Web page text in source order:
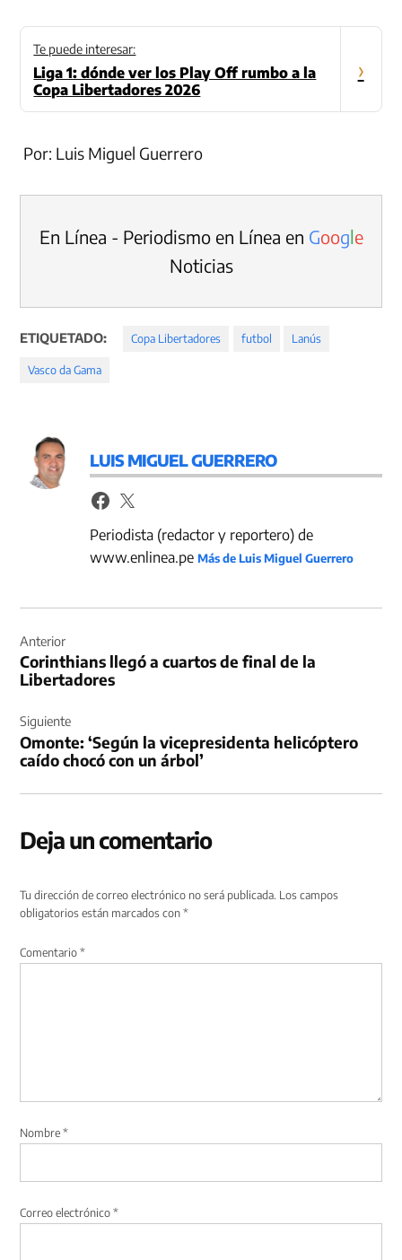
Te puede interesar:
Liga 1: dónde ver los Play Off rumbo a la
Copa Libertadores 2026
›
Por: Luis Miguel Guerrero
En Línea - Periodismo en Línea en Google
Noticias
ETIQUETADO: Copa Libertadores futbol Lanús
Vasco da Gama
LUIS MIGUEL GUERRERO
Periodista (redactor y reportero) de
www.enlinea.peMás de Luis Miguel Guerrero
de
entradas
Anterior
Corinthians llegó a cuartos de final de la
Libertadores
Siguiente
Omonte: ‘Según la vicepresidenta helicóptero
caído chocó con un árbol’
Deja un comentario
Tu dirección de correo electrónico no será publicada. Los campos
obligatorios están marcados con*
Comentario*
Nombre*
Correo electrónico*